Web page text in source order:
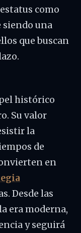
como
siendo una
que buscan
histórico
Su valor
la
de
en
Desde las
era moderna,
y seguirá